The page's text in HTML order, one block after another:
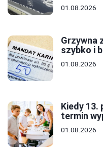
01.08.2026
Grzywna
szybko i
01.08.2026
Kiedy 13.
termin
01.08.2026